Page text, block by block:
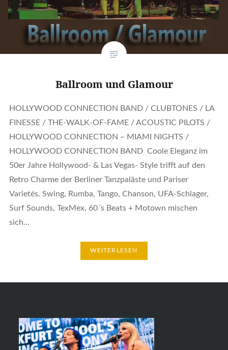
Ballroom und Glamour
HOLLYWOOD CONNECTION BAND / CLUBTONES / LA
FINESSE / THE-WALK-OF-FAME / ACOUSTIC PILOTS /
HOLLYWOOD CONNECTION – MIAMI NIGHTS /
HOLLYWOOD CONNECTION BAND Coole Eleganz im
50er Jahre Hollywood- & Las Vegas- Style trifft auf den
Retro Charme der Berliner Tanzpaläste und Pariser
Varietés. Swing, Rumba, Tango, Chanson, UFA-Schlager,
Surf Sounds, TexMex, 60´s Beats + Motown mischen
sich…
WEITERLESEN